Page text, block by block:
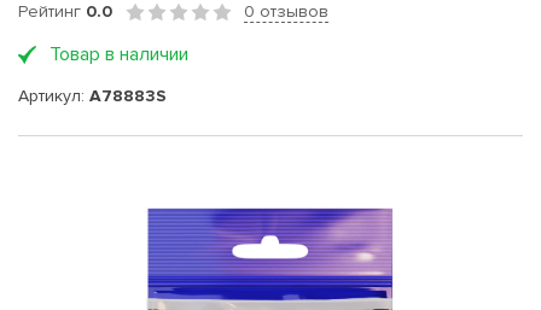
Рейтинг 0.0 0 отзывов
Товар в наличии
Артикул: A78883S